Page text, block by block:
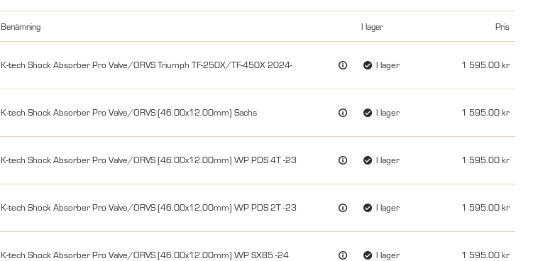
Benämning I lager Pris
K-tech Shock Absorber Pro Valve/ORVS Triumph TF-250X/TF-450X 2024- I lager 1 595.00
K-tech Shock Absorber Pro Valve/ORVS (46.00x12.00mm) Sachs I lager 1 595.00
K-tech Shock Absorber Pro Valve/ORVS (46.00x12.00mm) WP PDS 4T -23 I lager 1 595.00
K-tech Shock Absorber Pro Valve/ORVS (46.00x12.00mm) WP PDS 2T -23 I lager 1 595.00
K-tech Shock Absorber Pro Valve/ORVS (46.00x12.00mm) WP SX85 -24 I lager 1 595.00